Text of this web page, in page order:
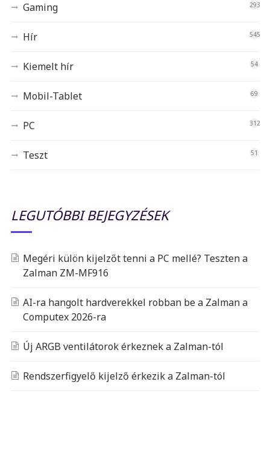
Gaming 293
Hír 545
Kiemelt hír 54
Mobil-Tablet 69
PC 312
Teszt 51
LEGUTÓBBI BEJEGYZÉSEK
Megéri külön kijelzőt tenni a PC mellé? Teszten a
Zalman ZM-MF916
AI-ra hangolt hardverekkel robban be a Zalman a
Computex 2026-ra
Új ARGB ventilátorok érkeznek a Zalman-tól
Rendszerfigyelő kijelző érkezik a Zalman-tól